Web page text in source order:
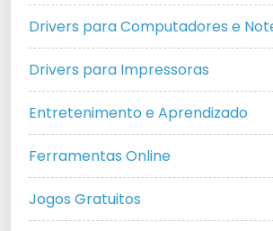
Drivers para Computadores e
Drivers para Impressoras
Entretenimento e Aprendizado
Ferramentas Online
Jogos Gratuitos